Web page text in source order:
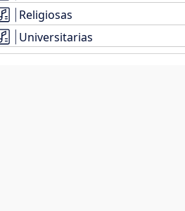
Religiosas
Universitarias